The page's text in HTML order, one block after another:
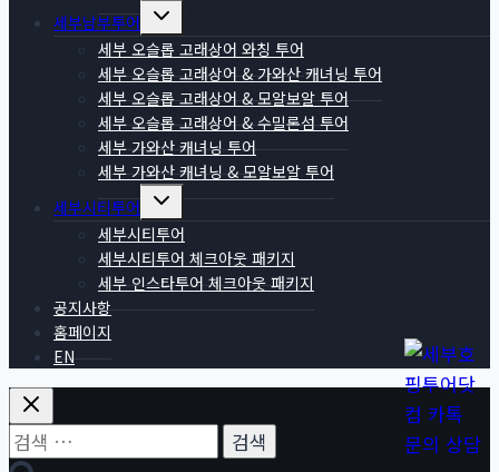
세부남부투어
Toggle
menu
세부 오슬롭 고래상어 와칭 투어
세부 오슬롭 고래상어 & 가와산 캐녀닝 투어
세부 오슬롭 고래상어 & 모알보알 투어
세부 오슬롭 고래상어 & 수밀론섬 투어
세부 가와산 캐녀닝 투어
세부 가와산 캐녀닝 & 모알보알 투어
세부시티투어
Toggle
menu
세부시티투어
세부시티투어 체크아웃 패키지
세부 인스타투어 체크아웃 패키지
공지사항
홈페이지
EN
검